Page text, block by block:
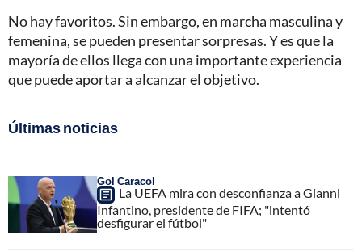
No hay favoritos. Sin embargo, en marcha masculina y
femenina, se pueden presentar sorpresas. Y es que la
mayoría de ellos llega con una importante experiencia
que puede aportar a alcanzar el objetivo.
Últimas noticias
Gol Caracol
La UEFA mira con desconfianza a Gianni
Infantino, presidente de FIFA; "intentó
desfigurar el fútbol"